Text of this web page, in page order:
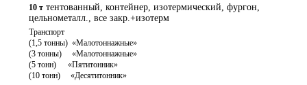
10 т тентованный, контейнер, изотермический, фургон,
цельнометалл., все закр.+изотерм
Транспорт
(1,5 тонны)  «Малотоннажные»
(3 тонны)     «Малотоннажные»
(5 тонн)	   «Пятитонник»